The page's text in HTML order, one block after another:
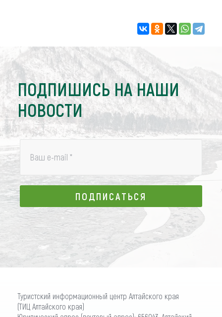
ПОДПИШИСЬ НА НАШИ
НОВОСТИ
Ваш e-mail *
ПОДПИСАТЬСЯ
ПОДПИСАТЬСЯ
Туристский информационный центр Алтайского края
(ТИЦ Алтайского края)